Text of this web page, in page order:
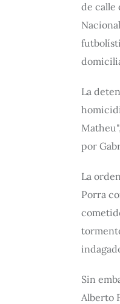
de calle
La
por
La
Porra
Sin
Alberto